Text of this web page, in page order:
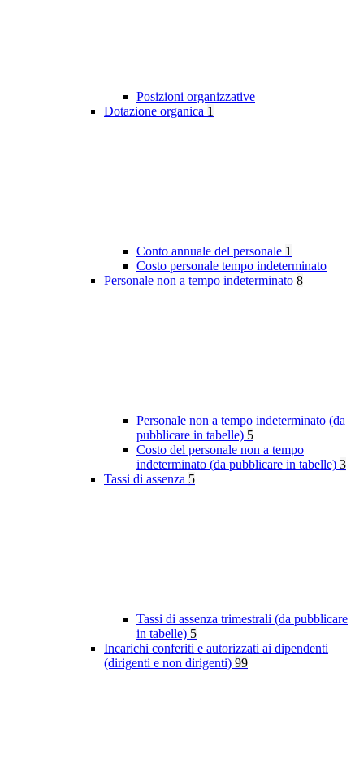
Posizioni organizzative
Dotazione organica 1
Conto annuale del personale 1
Costo personale tempo indeterminato
Personale non a tempo indeterminato 8
Personale non a tempo indeterminato (da
pubblicare in tabelle) 5
Costo del personale non a tempo
indeterminato (da pubblicare in tabelle) 3
Tassi di assenza 5
Tassi di assenza trimestrali (da pubblicare
in tabelle) 5
Incarichi conferiti e autorizzati ai dipendenti
(dirigenti e non dirigenti) 99